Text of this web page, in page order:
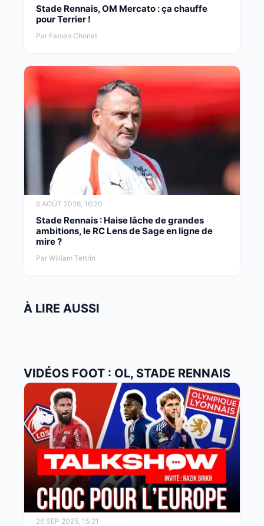
Stade Rennais, OM Mercato : ça chauffe
pour Terrier !
Par Fabien Chorlet
6 AOÛT 2026, 16:20
Stade Rennais : Haise lâche de grandes
ambitions, le RC Lens de Sage en ligne de
mire ?
Par William Tertrin
À LIRE AUSSI
VIDÉOS FOOT : OL, STADE RENNAIS
26 SEP 2025, 15:21